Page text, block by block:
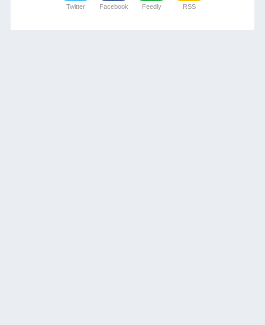
Twitter Facebook Feedly RSS